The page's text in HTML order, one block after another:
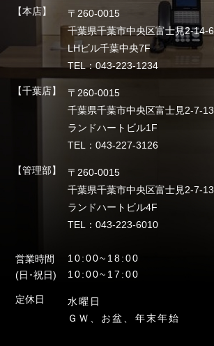
【本店】
〒260-0015
千葉県千葉市中央区富士見2-14-6
LHビル千葉中央7F
TEL：043-223-1234
【千葉店】
〒260-0015
千葉県千葉市中央区富士見2-7-13
ランドハートビル1F
TEL：043-227-3126
【管理部】
〒260-0015
千葉県千葉市中央区富士見2-7-13
ランドハートビル4F
TEL：043-223-6010
営業時間
10:00~18:00
(日･祝日)
10:00~17:00
定休日
水曜日
ＧＷ、お盆、年末年始